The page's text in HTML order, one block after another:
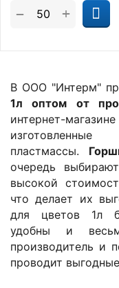
В ООО "Интерм"
1л оптом от
интернет-
пластмассы.
очередь
высокой
что делает их
для цветов 1л
удобны и
производитель и
проводит
+
−